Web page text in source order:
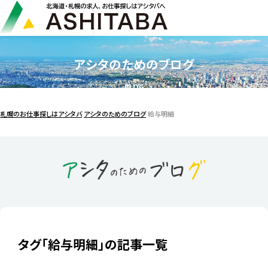
アシタのためのブログ
BLOG
札幌のお仕事探しはアシタバ アシタのためのブログ給与明細
タグ「給与明細」の記事一覧